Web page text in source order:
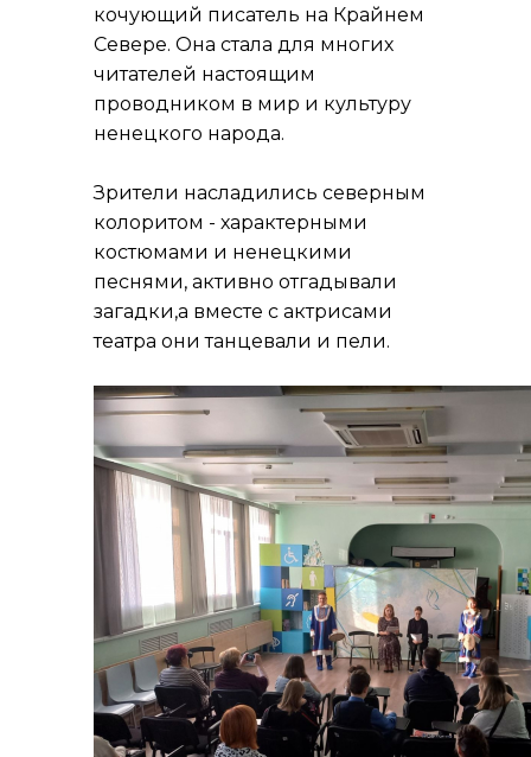
кочующий писатель на Крайнем
Севере. Она стала для многих
читателей настоящим
проводником в мир и культуру
ненецкого народа.
Зрители насладились северным
колоритом - характерными
костюмами и ненецкими
песнями, активно отгадывали
загадки,а вместе с актрисами
театра они танцевали и пели.